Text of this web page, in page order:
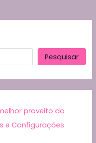
Pesquisar
proveito do
e Configurações